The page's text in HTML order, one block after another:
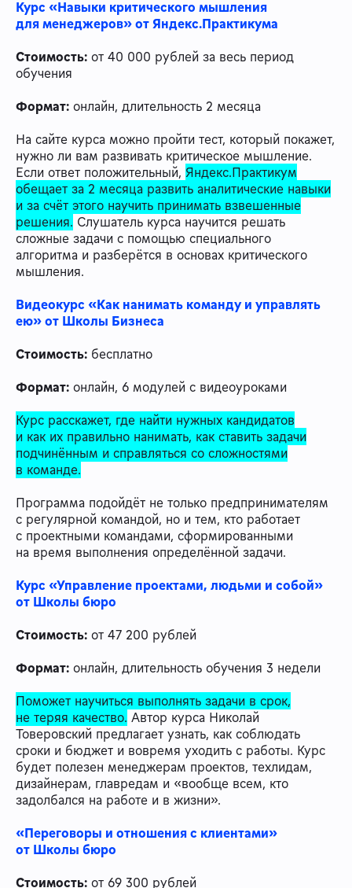
Курс «Навыки критического мышления
для менеджеров» от Яндекс.Практикума
Стоимость: от 40 000 рублей за весь период
обучения
Формат: онлайн, длительность 2 месяца
На сайте курса можно пройти тест, который покажет,
нужно ли вам развивать критическое мышление.
Если ответ положительный, Яндекс.Практикум
обещает за 2 месяца развить аналитические навыки
и за счёт этого научить принимать взвешенные
решения. Слушатель курса научится решать
сложные задачи с помощью специального
алгоритма и разберётся в основах критического
мышления.
Видеокурс «Как нанимать команду и управлять
ею» от Школы Бизнеса
Стоимость: бесплатно
Формат: онлайн, 6 модулей с видеоуроками
Курс расскажет, где найти нужных кандидатов
и как их правильно нанимать, как ставить задачи
подчинённым и справляться со сложностями
в команде.
Программа подойдёт не только предпринимателям
с регулярной командой, но и тем, кто работает
с проектными командами, сформированными
на время выполнения определённой задачи.
Курс «Управление проектами, людьми и собой»
от Школы бюро
Стоимость: от 47 200 рублей
Формат: онлайн, длительность обучения 3 недели
Поможет научиться выполнять задачи в срок,
не теряя качество. Автор курса Николай
Товеровский предлагает узнать, как соблюдать
сроки и бюджет и вовремя уходить с работы. Курс
будет полезен менеджерам проектов, техлидам,
дизайнерам, главредам и «вообще всем, кто
задолбался на работе и в жизни».
«Переговоры и отношения с клиентами»
от Школы бюро
Стоимость: от 69 300 рублей